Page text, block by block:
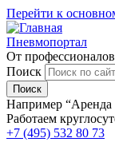
Перейти к
Пневмопортал
От
Поиск
Например “Аренда
Работаем
+7 (495) 532 80 73